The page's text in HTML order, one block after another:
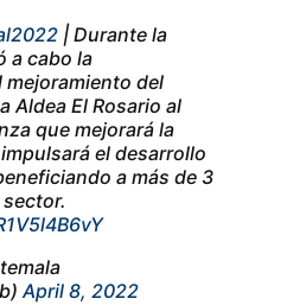
| Durante la
a cabo la
del
Aldea El Rosario al
que mejorará la
el desarrollo
a más de 3
April 8, 2022